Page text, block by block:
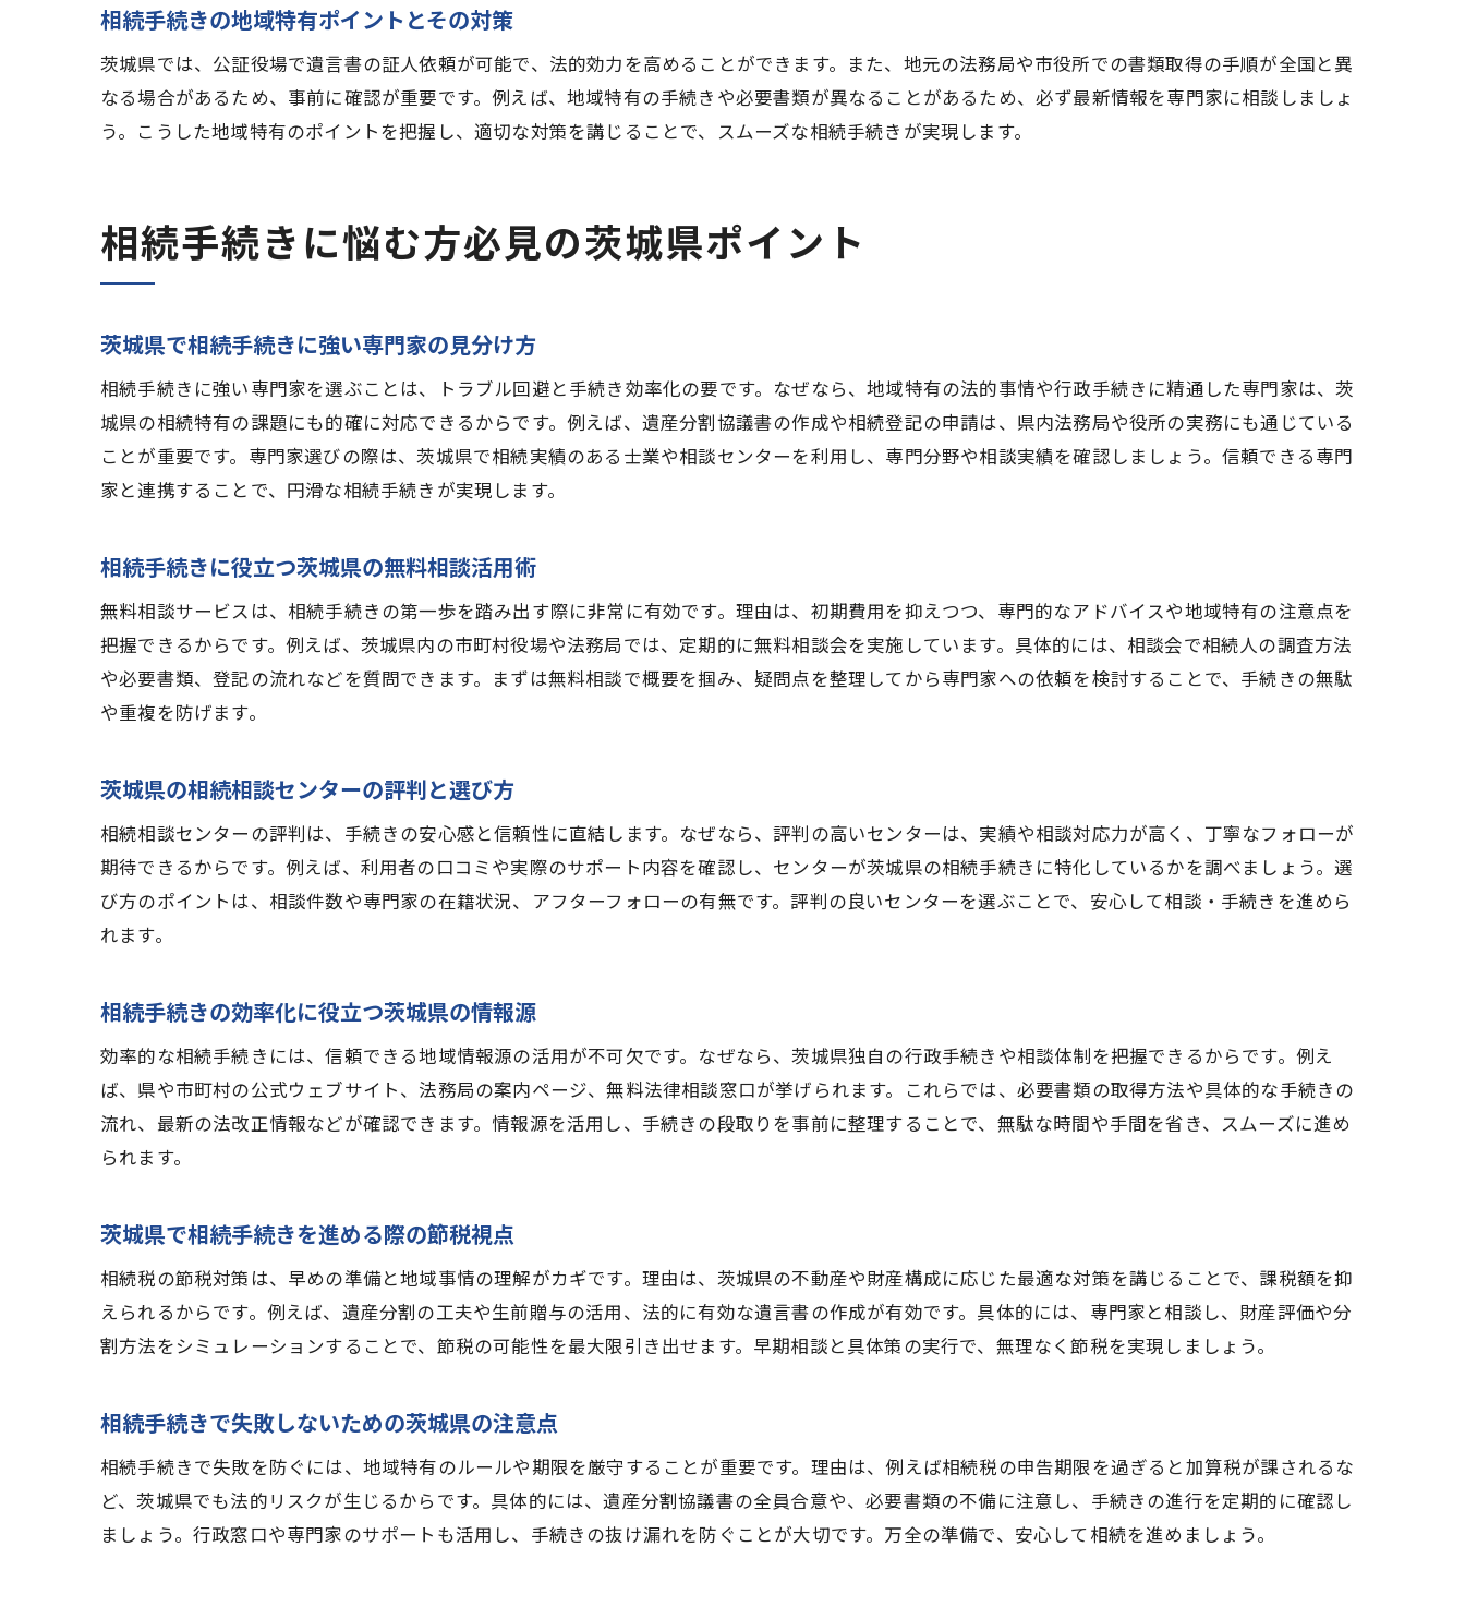
専門家に頼る相続税対策と手続きサポート
相続手続きの専門家選びに役立つ茨城県の情報
茨城県で信頼できる相続手続きサポートの特徴
相続税対策を専門家に相談するメリット
専門家に依頼した際の茨城県での実体験紹介
相続手続きを効率化する茨城県の最新情報
茨城県で相続トラブルを防ぐための実践法
相続手続き完了後の茨城県での注意事項
相続税と手続きの疑問を解消する最新ガイド
相続手続きの最新情報を茨城県視点で解説
茨城県の相続税や手続きに関するよくある疑問
相続手続きについて専門家が答えるQ&A集
相続手続きの地域特有ポイントとその対策
茨城県では、公証役場で遺言書の証人依頼が可能で、法的効力を高めることができます。また、地元の法務局や市役所での書類取得の手順が全国と異
なる場合があるため、事前に確認が重要です。例えば、地域特有の手続きや必要書類が異なることがあるため、必ず最新情報を専門家に相談しましょ
う。こうした地域特有のポイントを把握し、適切な対策を講じることで、スムーズな相続手続きが実現します。
相続手続きに悩む方必見の茨城県ポイント
茨城県で相続手続きに強い専門家の見分け方
相続手続きに強い専門家を選ぶことは、トラブル回避と手続き効率化の要です。なぜなら、地域特有の法的事情や行政手続きに精通した専門家は、茨
城県の相続特有の課題にも的確に対応できるからです。例えば、遺産分割協議書の作成や相続登記の申請は、県内法務局や役所の実務にも通じている
ことが重要です。専門家選びの際は、茨城県で相続実績のある士業や相談センターを利用し、専門分野や相談実績を確認しましょう。信頼できる専門
家と連携することで、円滑な相続手続きが実現します。
相続手続きに役立つ茨城県の無料相談活用術
無料相談サービスは、相続手続きの第一歩を踏み出す際に非常に有効です。理由は、初期費用を抑えつつ、専門的なアドバイスや地域特有の注意点を
把握できるからです。例えば、茨城県内の市町村役場や法務局では、定期的に無料相談会を実施しています。具体的には、相談会で相続人の調査方法
や必要書類、登記の流れなどを質問できます。まずは無料相談で概要を掴み、疑問点を整理してから専門家への依頼を検討することで、手続きの無駄
や重複を防げます。
茨城県の相続相談センターの評判と選び方
相続相談センターの評判は、手続きの安心感と信頼性に直結します。なぜなら、評判の高いセンターは、実績や相談対応力が高く、丁寧なフォローが
期待できるからです。例えば、利用者の口コミや実際のサポート内容を確認し、センターが茨城県の相続手続きに特化しているかを調べましょう。選
び方のポイントは、相談件数や専門家の在籍状況、アフターフォローの有無です。評判の良いセンターを選ぶことで、安心して相談・手続きを進めら
れます。
相続手続きの効率化に役立つ茨城県の情報源
効率的な相続手続きには、信頼できる地域情報源の活用が不可欠です。なぜなら、茨城県独自の行政手続きや相談体制を把握できるからです。例え
ば、県や市町村の公式ウェブサイト、法務局の案内ページ、無料法律相談窓口が挙げられます。これらでは、必要書類の取得方法や具体的な手続きの
流れ、最新の法改正情報などが確認できます。情報源を活用し、手続きの段取りを事前に整理することで、無駄な時間や手間を省き、スムーズに進め
られます。
茨城県で相続手続きを進める際の節税視点
相続税の節税対策は、早めの準備と地域事情の理解がカギです。理由は、茨城県の不動産や財産構成に応じた最適な対策を講じることで、課税額を抑
えられるからです。例えば、遺産分割の工夫や生前贈与の活用、法的に有効な遺言書の作成が有効です。具体的には、専門家と相談し、財産評価や分
割方法をシミュレーションすることで、節税の可能性を最大限引き出せます。早期相談と具体策の実行で、無理なく節税を実現しましょう。
相続手続きで失敗しないための茨城県の注意点
相続手続きで失敗を防ぐには、地域特有のルールや期限を厳守することが重要です。理由は、例えば相続税の申告期限を過ぎると加算税が課されるな
ど、茨城県でも法的リスクが生じるからです。具体的には、遺産分割協議書の全員合意や、必要書類の不備に注意し、手続きの進行を定期的に確認し
ましょう。行政窓口や専門家のサポートも活用し、手続きの抜け漏れを防ぐことが大切です。万全の準備で、安心して相続を進めましょう。